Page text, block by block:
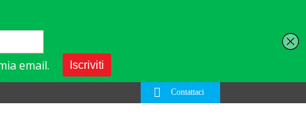
Contattaci